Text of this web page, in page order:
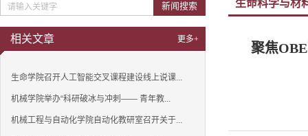
新闻搜索
相关文章 更多+
生命学院召开人工智能交叉课程建设线上说课...
机械学院举办“科研破冰与冲刺—— 青年教...
机械工程与自动化学院自动化教研室召开关于...
生命科学与材
聚焦